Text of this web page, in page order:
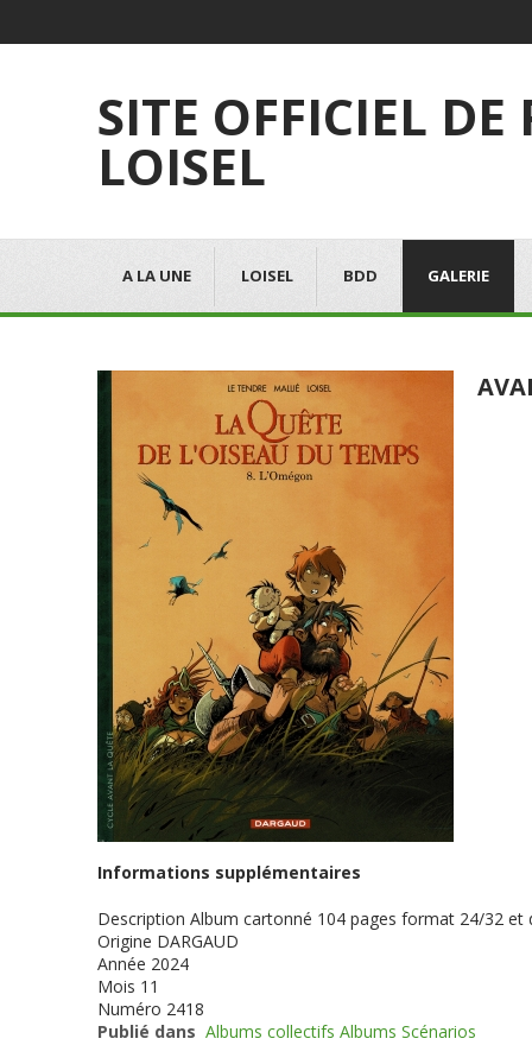
SITE OFFICIEL DE
LOISEL
A LA UNE LOISEL BDD GALERIE
Informations supplémentaires
Description Album cartonné 104 pages format 24/32 et
Origine DARGAUD
Année 2024
Mois 11
Numéro 2418
Publié dans Albums collectifs Albums Scénarios